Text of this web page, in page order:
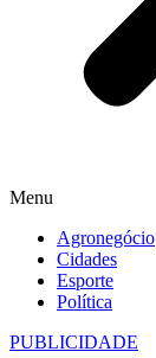
Menu
Agronegócio
Cidades
Esporte
Política
PUBLICIDADE